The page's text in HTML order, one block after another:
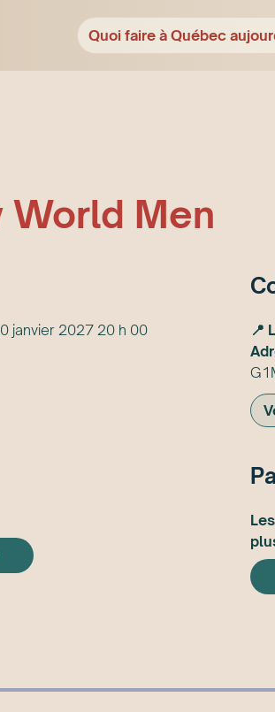
Quoi faire à Québec
World Men
janvier 2027 20 h 00 📍